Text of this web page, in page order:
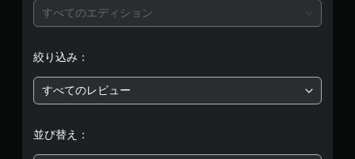
すべてのエディション
絞り込み：
すべてのレビュー
並び替え：